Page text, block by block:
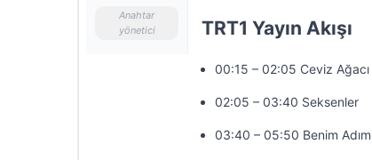
Anahtar
yönetici
TRT1 Yayın Akışı
00:15 – 02:05 Ceviz Ağacı
02:05 – 03:40 Seksenler
03:40 – 05:50 Benim